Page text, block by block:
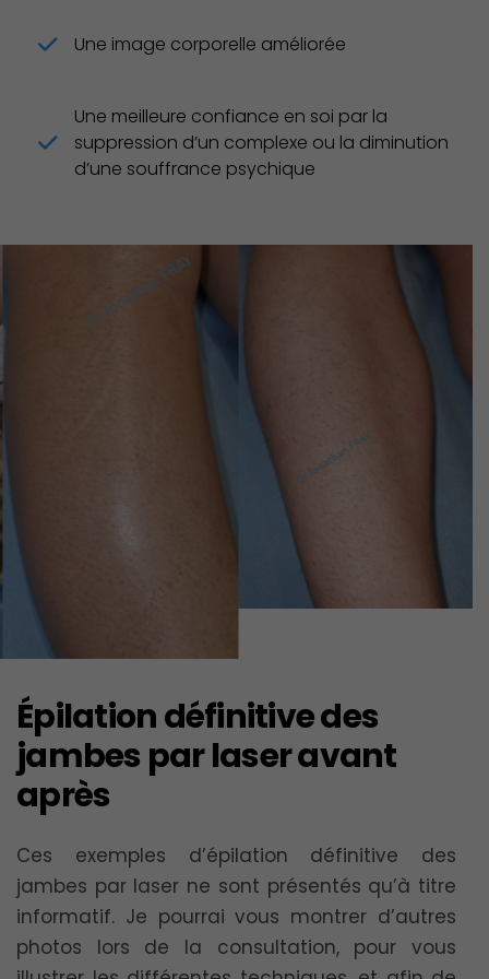
Une image corporelle améliorée
Une meilleure confiance en soi par la
suppression d’un complexe ou la diminution
d’une souffrance psychique
Épilation définitive des
jambes par laser avant
après
Ces exemples d’épilation définitive des
jambes par laser ne sont présentés qu’à titre
informatif. Je pourrai vous montrer d’autres
photos lors de la consultation, pour vous